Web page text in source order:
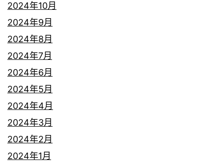
2024年10月
2024年9月
2024年8月
2024年7月
2024年6月
2024年5月
2024年4月
2024年3月
2024年2月
2024年1月